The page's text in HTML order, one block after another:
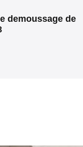
zinguerie 78